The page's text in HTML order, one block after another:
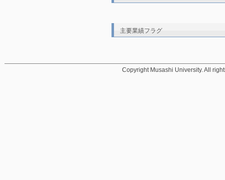
主要業績フラグ